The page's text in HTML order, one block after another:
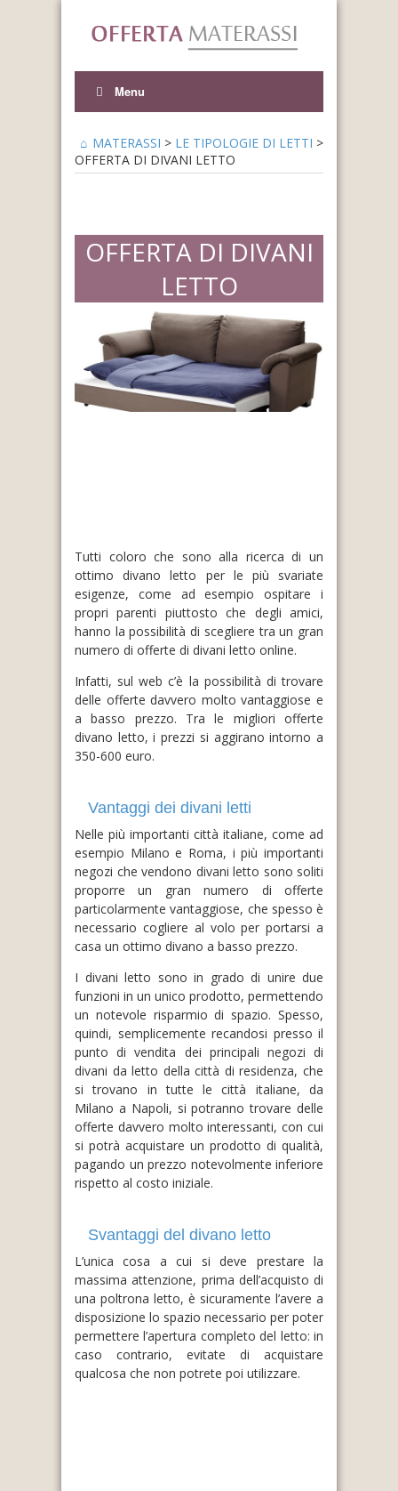
Menu
MATERASSI > LE TIPOLOGIE DI LETTI >
OFFERTA DI DIVANI LETTO
OFFERTA DI DIVANI
LETTO
Tutti coloro che sono alla ricerca di un
ottimo divano letto per le più svariate
esigenze, come ad esempio ospitare i
propri parenti piuttosto che degli amici,
hanno la possibilità di scegliere tra un gran
numero di offerte di divani letto online.
Infatti, sul web c’è la possibilità di trovare
delle offerte davvero molto vantaggiose e
a basso prezzo. Tra le migliori offerte
divano letto, i prezzi si aggirano intorno a
350-600 euro.
Vantaggi dei divani letti
Nelle più importanti città italiane, come ad
esempio Milano e Roma, i più importanti
negozi che vendono divani letto sono soliti
proporre un gran numero di offerte
particolarmente vantaggiose, che spesso è
necessario cogliere al volo per portarsi a
casa un ottimo divano a basso prezzo.
I divani letto sono in grado di unire due
funzioni in un unico prodotto, permettendo
un notevole risparmio di spazio. Spesso,
quindi, semplicemente recandosi presso il
punto di vendita dei principali negozi di
divani da letto della città di residenza, che
si trovano in tutte le città italiane, da
Milano a Napoli, si potranno trovare delle
offerte davvero molto interessanti, con cui
si potrà acquistare un prodotto di qualità,
pagando un prezzo notevolmente inferiore
rispetto al costo iniziale.
Svantaggi del divano letto
L’unica cosa a cui si deve prestare la
massima attenzione, prima dell’acquisto di
una poltrona letto, è sicuramente l’avere a
disposizione lo spazio necessario per poter
permettere l’apertura completo del letto: in
caso contrario, evitate di acquistare
qualcosa che non potrete poi utilizzare.